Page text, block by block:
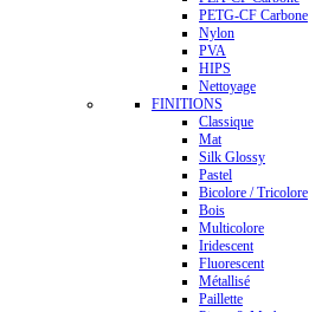
PETG-CF Carbone
Nylon
PVA
HIPS
Nettoyage
FINITIONS
Classique
Mat
Silk Glossy
Pastel
Bicolore / Tricolore
Bois
Multicolore
Iridescent
Fluorescent
Métallisé
Paillette